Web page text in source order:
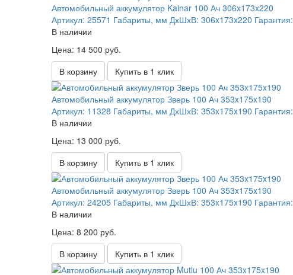
Автомобильный аккумулятор Kainar 100 Ач 306x173x220
Артикул: 25571 Габариты, мм ДхШхВ: 306x173x220 Гарантия:
В наличии
Цена: 14 500 руб.
В корзину
Купить в 1 клик
Автомобильный аккумулятор Зверь 100 Ач 353x175x190
Артикул: 11328 Габариты, мм ДхШхВ: 353x175x190 Гарантия:
В наличии
Цена: 13 000 руб.
В корзину
Купить в 1 клик
Автомобильный аккумулятор Зверь 100 Ач 353x175x190
Артикул: 24205 Габариты, мм ДхШхВ: 353x175x190 Гарантия:
В наличии
Цена: 8 200 руб.
В корзину
Купить в 1 клик